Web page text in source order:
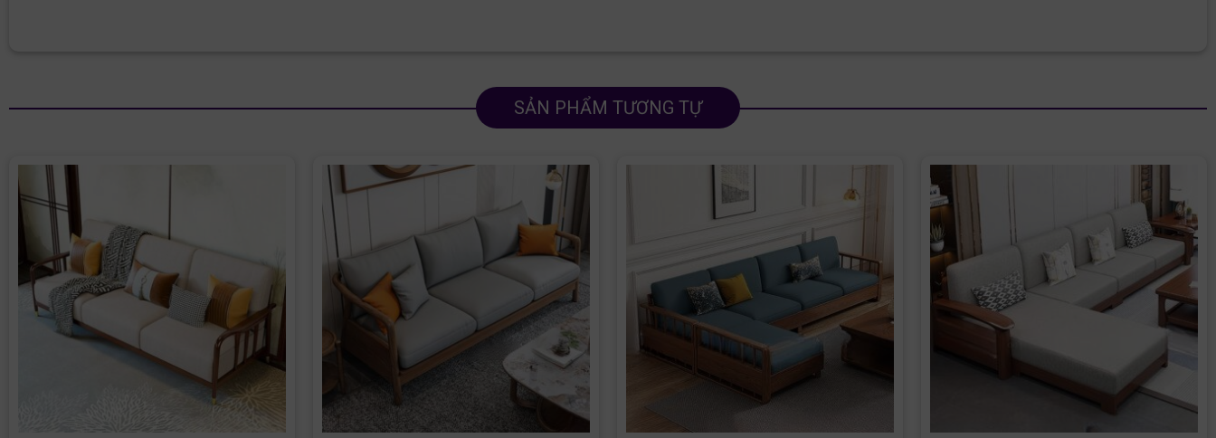
SẢN PHẨM TƯƠNG TỰ